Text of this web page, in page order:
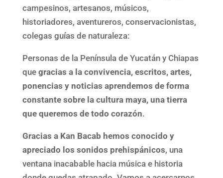
campesinos, artesanos, músicos,
historiadores, aventureros, conservacionistas,
colegas guías de naturaleza:
Personas de la Península de Yucatán y Chiapas
que gracias a la convivencia, escritos, artes,
ponencias y noticias aprendemos de forma
constante sobre la cultura maya, una tierra
que queremos de todo corazón.
Gracias a Kan Bacab hemos conocido y
apreciado los sonidos prehispánicos, una
ventana inacabable hacia música e historia